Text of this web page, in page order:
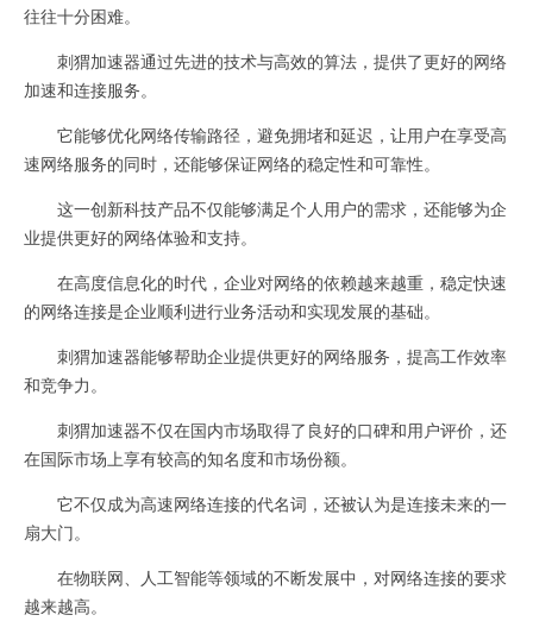
往往十分困难。
刺猬加速器通过先进的技术与高效的算法，提供了更好的网络
加速和连接服务。
它能够优化网络传输路径，避免拥堵和延迟，让用户在享受高
速网络服务的同时，还能够保证网络的稳定性和可靠性。
这一创新科技产品不仅能够满足个人用户的需求，还能够为企
业提供更好的网络体验和支持。
在高度信息化的时代，企业对网络的依赖越来越重，稳定快速
的网络连接是企业顺利进行业务活动和实现发展的基础。
刺猬加速器能够帮助企业提供更好的网络服务，提高工作效率
和竞争力。
刺猬加速器不仅在国内市场取得了良好的口碑和用户评价，还
在国际市场上享有较高的知名度和市场份额。
它不仅成为高速网络连接的代名词，还被认为是连接未来的一
扇大门。
在物联网、人工智能等领域的不断发展中，对网络连接的要求
越来越高。